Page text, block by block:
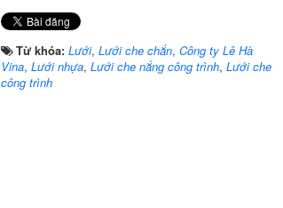
Từ khóa:Lưới,Lưới che chắn,Công ty Lê Hà
Vina,Lưới nhựa,Lưới che nắng công trình,Lưới che
công trình